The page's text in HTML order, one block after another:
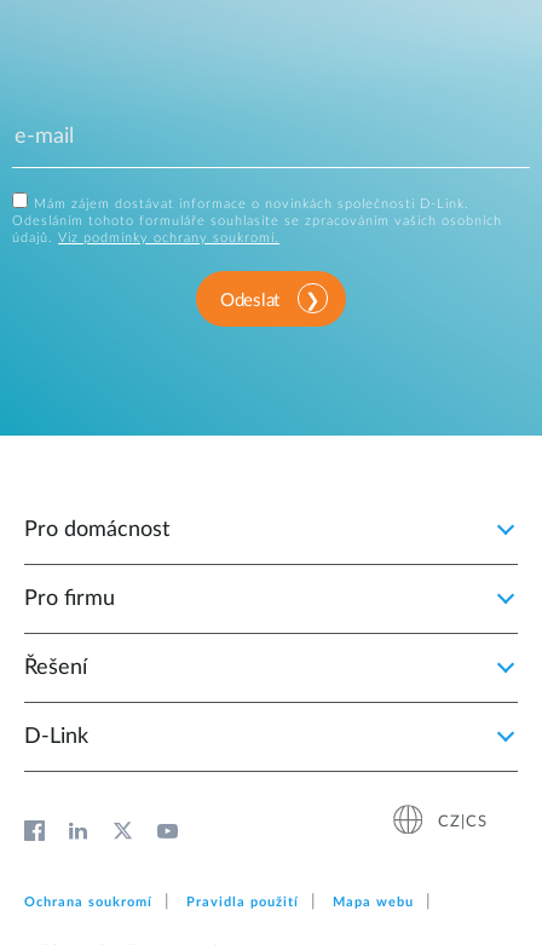
Mám zájem dostávat informace o novinkách společnosti D-Link.
Odesláním tohoto formuláře souhlasíte se zpracováním vašich osobních
údajů. Viz podmínky ochrany soukromí.
Odeslat
Pro domácnost
Pro firmu
Řešení
D‑Link
CZ|CS
Ochrana soukromí Pravidla použití Mapa webu